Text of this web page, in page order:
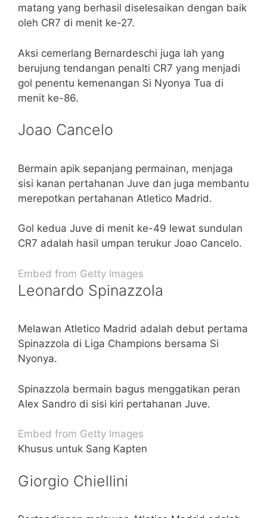
matang yang berhasil diselesaikan dengan baik
oleh CR7 di menit ke-27.
Aksi cemerlang Bernardeschi juga lah yang
berujung tendangan penalti CR7 yang menjadi
gol penentu kemenangan Si Nyonya Tua di
menit ke-86.
Joao Cancelo
Bermain apik sepanjang permainan, menjaga
sisi kanan pertahanan Juve dan juga membantu
merepotkan pertahanan Atletico Madrid.
Gol kedua Juve di menit ke-49 lewat sundulan
CR7 adalah hasil umpan terukur Joao Cancelo.
Embed from Getty Images
Leonardo Spinazzola
Melawan Atletico Madrid adalah debut pertama
Spinazzola di Liga Champions bersama Si
Nyonya.
Spinazzola bermain bagus menggatikan peran
Alex Sandro di sisi kiri pertahanan Juve.
Embed from Getty Images
Khusus untuk Sang Kapten
Giorgio Chiellini